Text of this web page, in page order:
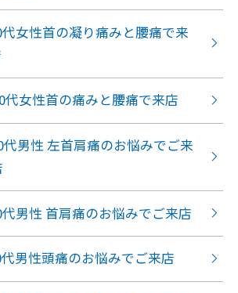
代女性首の凝り痛みと腰痛で来
代女性首の痛みと腰痛で来店
代男性 左首肩痛のお悩みでご来
代男性 首肩痛のお悩みでご来店
男性頭痛のお悩みでご来店